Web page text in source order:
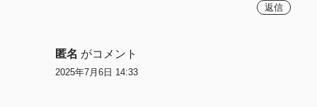
返信
匿名 がコメント
2025年7月6日 14:33